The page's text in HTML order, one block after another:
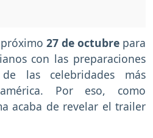
27 de octubrepara
con las preparaciones
las celebridades más
Por eso, como
acaba de revelar el trailer